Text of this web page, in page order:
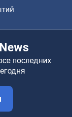
последних